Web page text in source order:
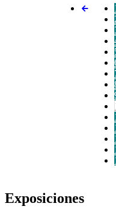
Exposiciones